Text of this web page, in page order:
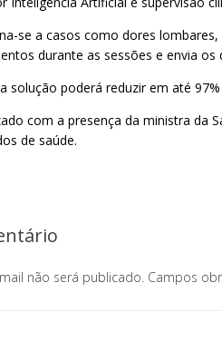
se a casos como dores
durante as sessões e envia os
solução poderá reduzir em até
com a presença da ministra da
de saúde.
não será publicado. Campos